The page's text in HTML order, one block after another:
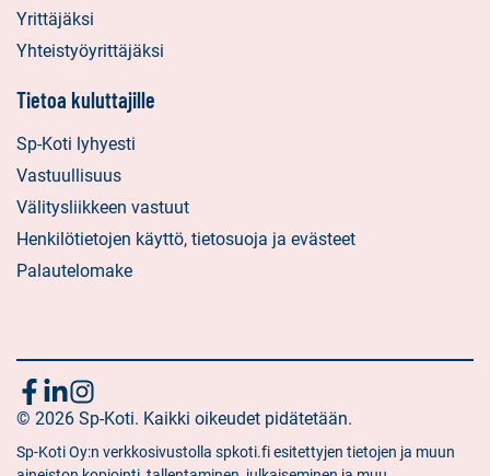
Yrittäjäksi
Yhteistyöyrittäjäksi
Tietoa kuluttajille
Sp-Koti lyhyesti
Vastuullisuus
Välitysliikkeen vastuut
Henkilötietojen käyttö, tietosuoja ja evästeet
Palautelomake
Seuraa
meitä
Sosiaalinen
media:
facebook
Sosiaalinen
media:
linkedin
Sosiaalinen
media:
instagram
© 2026 Sp-Koti. Kaikki oikeudet pidätetään.
Sp-Koti Oy:n verkkosivustolla spkoti.fi esitettyjen tietojen ja muun